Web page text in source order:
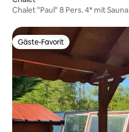
Chalet "Paul" 8 Pers. 4* mit Sauna
Gäste-Favorit
Gäste-Favorit